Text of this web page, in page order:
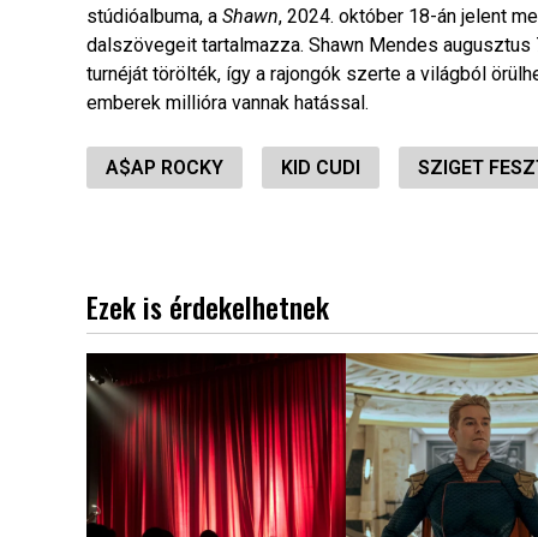
stúdióalbuma, a Shawn, 2024. október 18-án jelent
dalszövegeit tartalmazza. Shawn Mendes
turnéját törölték, így a rajongók szerte a világból
emberek millióra vannak hatással.
A$AP ROCKY KID CUDI SZIGET
Ezek is érdekelhetnek